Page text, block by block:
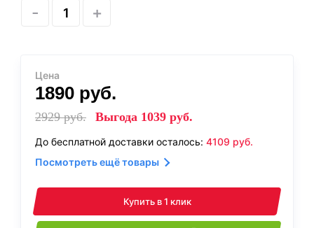
- +
Цена
1890 руб.
2929руб. Выгода 1039 руб.
До бесплатной доставки осталось: 4109 руб.
Посмотреть ещё товары
Купить в 1 клик